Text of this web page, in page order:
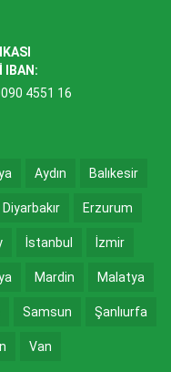
IBAN:
4551 16
Aydın Balıkesir
Diyarbakır Erzurum
İstanbul İzmir
Mardin Malatya
Samsun Şanlıurfa
Van